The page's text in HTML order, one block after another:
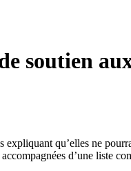
soutien
qu’elles ne
d’une liste